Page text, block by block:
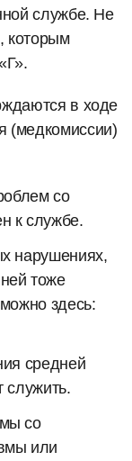
службе. Не
которым
в ходе
(медкомиссии)
со
к службе.
нарушениях,
тоже
здесь:
средней
служить.
со
или